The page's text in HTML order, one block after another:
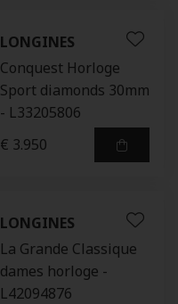
LONGINES
Conquest Horloge
Sport diamonds 30mm
- L33205806
€ 3.950
LONGINES
La Grande Classique
dames horloge -
L42094876